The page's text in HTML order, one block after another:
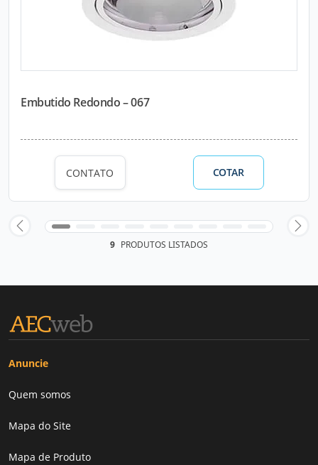
Embutido Redondo – 067
CONTATO COTAR
9 PRODUTOS LISTADOS
Anuncie
Quem somos
Mapa do Site
Mapa de Produto